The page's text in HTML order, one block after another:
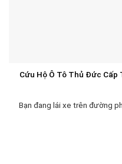
Cứu Hộ Ô Tô Thủ Đức Cấp
Bạn đang lái xe trên đường